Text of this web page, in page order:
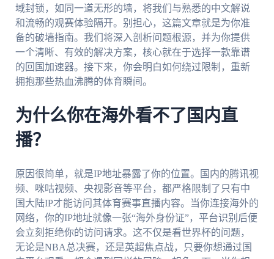
域封锁，如同一道无形的墙，将我们与熟悉的中文解说
和流畅的观赛体验隔开。别担心，这篇文章就是为你准
备的破墙指南。我们将深入剖析问题根源，并为你提供
一个清晰、有效的解决方案，核心就在于选择一款靠谱
的回国加速器。接下来，你会明白如何绕过限制，重新
拥抱那些热血沸腾的体育瞬间。
为什么你在海外看不了国内直
播？
原因很简单，就是IP地址暴露了你的位置。国内的腾讯视
频、咪咕视频、央视影音等平台，都严格限制了只有中
国大陆IP才能访问其体育赛事直播内容。当你连接海外的
网络，你的IP地址就像一张“海外身份证”，平台识别后便
会立刻拒绝你的访问请求。这不仅是看世界杯的问题，
无论是NBA总决赛，还是英超焦点战，只要你想通过国